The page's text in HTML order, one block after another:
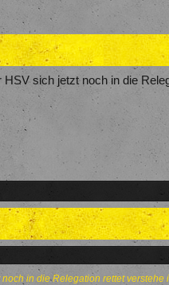
sich jetzt noch in die
in die Relegation rettet verstehe